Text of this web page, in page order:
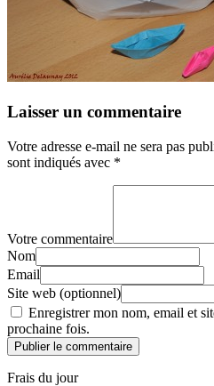
Laisser un commentaire
Votre adresse e-mail ne sera pas
sont indiqués avec *
Votre commentaire
Nom
Email
Site web (optionnel)
Enregistrer mon nom, email et
prochaine fois.
Publier le commentaire
Frais du jour